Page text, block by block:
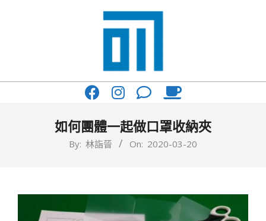
017
如何團體一起做口罩收納夾
By: 林詣晉 On: 2020-03-20